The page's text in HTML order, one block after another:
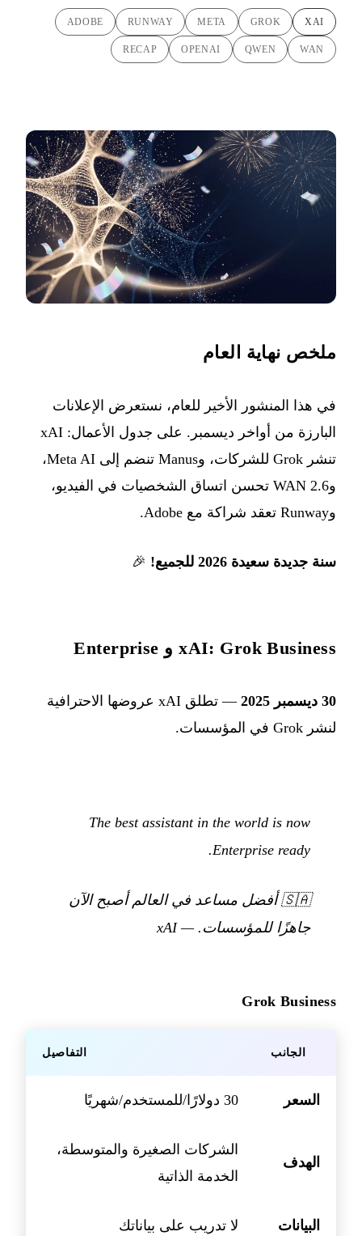
XAI
GROK
META
RUNWAY
ADOBE
WAN
QWEN
OPENAI
RECAP
ملخص نهاية العام
في هذا المنشور الأخير للعام، نستعرض الإعلانات
البارزة من أواخر ديسمبر. على جدول الأعمال: xAI
تنشر Grok للشركات، وManus تنضم إلى Meta AI،
وWAN 2.6 تحسن اتساق الشخصيات في الفيديو،
وRunway تعقد شراكة مع Adobe.
سنة جديدة سعيدة 2026 للجميع! 🎉
xAI: Grok Business و Enterprise
30 ديسمبر 2025
— تطلق xAI عروضها الاحترافية
لنشر Grok في المؤسسات.
The best assistant in the world is now
Enterprise ready.
🇸🇦 أفضل مساعد في العالم أصبح الآن
جاهزًا للمؤسسات. —
xAI
Grok Business
الجانب التفاصيل
السعر 30 دولارًا/للمستخدم/شهريًا
الهدف
الشركات الصغيرة والمتوسطة،
الخدمة الذاتية
البيانات لا تدريب على بياناتك